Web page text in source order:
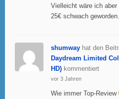
Vielleicht wäre ich
25€ schwach
shumway hat den
Daydream Limited
HD) kommentiert
vor 3 Jahren
Wie immer Top-Review